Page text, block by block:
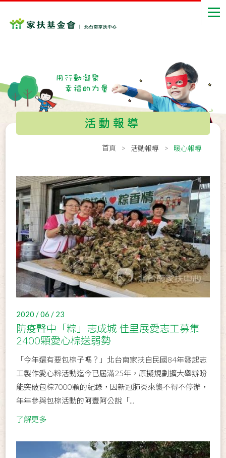
活動報導
首頁 活動報導 暖心報導
2020 / 06 / 23
防疫聲中「粽」志成城 佳里展愛志工募集
2400顆愛心棕送弱勢
「今年還有要包棕子嗎？」北台南家扶自民國84年發起志
工製作愛心粽活動迄今已屆滿25年，原擬規劃擴大舉辦盼
能突破包棕7000顆的紀錄，因新冠肺炎來襲不得不停辦，
年年參與包棕活動的阿豐阿公說「...
了解更多